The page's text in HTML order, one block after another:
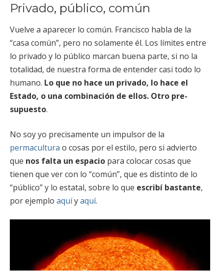
Privado, público, común
Vuelve a aparecer lo común. Francisco habla de la
“casa común”, pero no solamente él. Los límites entre
lo privado y lo público marcan buena parte, si no la
totalidad, de nuestra forma de entender casi todo lo
humano. Lo que no hace un privado, lo hace el
Estado, o una combinación de ellos. Otro pre-
supuesto.
No soy yo precisamente un impulsor de la
permacultura o cosas por el estilo, pero si advierto
que nos falta un espacio para colocar cosas que
tienen que ver con lo “común”, que es distinto de lo
“público” y lo estatal, sobre lo que escribí bastante,
por ejemplo aquíyaquí.